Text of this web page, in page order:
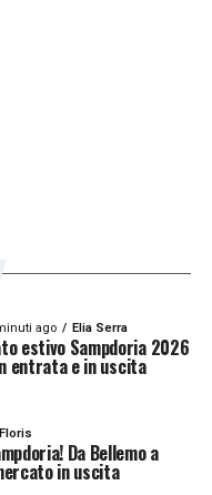
ago Elia Serra
estivo Sampdoria 2026
entrata e in uscita
Da Bellemo a
in uscita